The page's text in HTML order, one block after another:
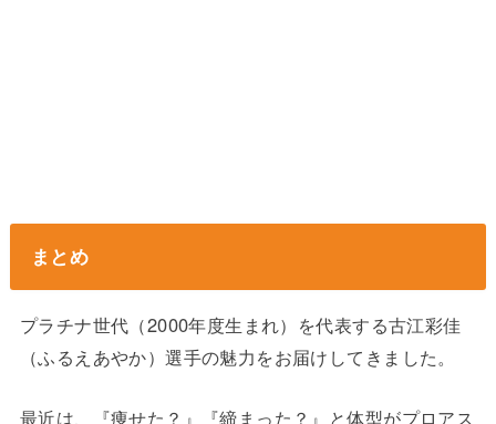
まとめ
プラチナ世代（2000年度生まれ）を代表する古江彩佳
（ふるえあやか）選手の魅力をお届けしてきました。
最近は、『痩せた？』『締まった？』と体型がプロアス